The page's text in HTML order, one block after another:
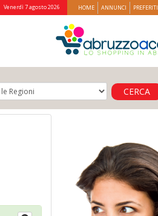
HOME ANNUNCI PREFERITI
Venerdì 7 agosto 2026
CERCA